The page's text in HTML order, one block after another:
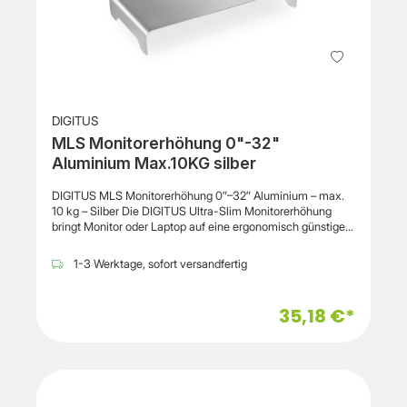
mmVerpackungstiefe70 mmVerpackungshöhe672
mmPaketgewicht3,17
kgVerpackungsartBoxVerpackungsdatenMenge pro
Packung1 Stück(e)Sonstige
DIGITUS
MLS Monitorerhöhung 0"-32"
Aluminium Max.10KG silber
DIGITUS MLS Monitorerhöhung 0″–32″ Aluminium – max.
10 kg – Silber Die DIGITUS Ultra-Slim Monitorerhöhung
bringt Monitor oder Laptop auf eine ergonomisch günstigere
Körperhaltung am Arbeitsplatz. Durch die erhöhte
Bildschirmposition können Nacken- und
sorgt für eine langlebige Nutzung und eine elegante Optik
1-3 Werktage, sofort versandfertig
35,18 €*